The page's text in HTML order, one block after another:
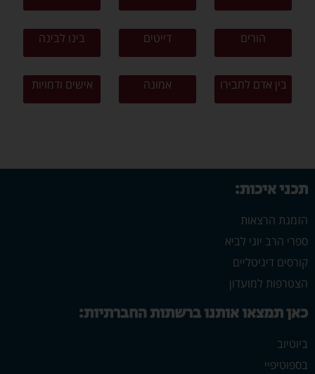
הורים דייטים בינו לבינה
בין אדם לחבירו אמונה אישים ודמויות
תכני איכות:
הזמנת הרצאות
ספרי הרב יוני לביא
קורסים דיגיטליים
הצטרפות למועדון
כאן תמצאו אותנו ברשתות החברתיות:
ביוטיוב
בספוטיפיי